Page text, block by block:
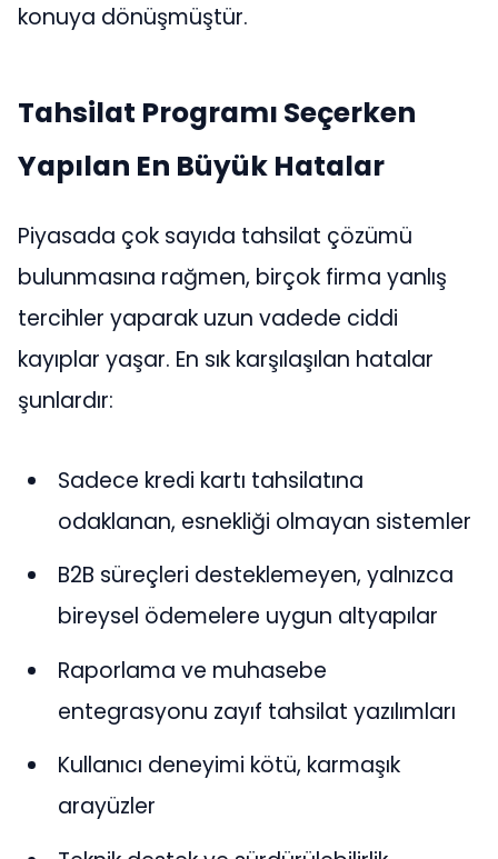
konuya dönüşmüştür.
Tahsilat Programı Seçerken
Yapılan En Büyük Hatalar
Piyasada çok sayıda tahsilat çözümü
bulunmasına rağmen, birçok firma yanlış
tercihler yaparak uzun vadede ciddi
kayıplar yaşar. En sık karşılaşılan hatalar
şunlardır:
Sadece kredi kartı tahsilatına
odaklanan, esnekliği olmayan sistemler
B2B süreçleri desteklemeyen, yalnızca
bireysel ödemelere uygun altyapılar
Raporlama ve muhasebe
entegrasyonu zayıf tahsilat yazılımları
Kullanıcı deneyimi kötü, karmaşık
arayüzler